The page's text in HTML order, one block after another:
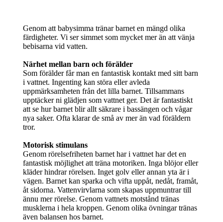
Genom att babysimma tränar barnet en mängd olika
färdigheter. Vi ser simmet som mycket mer än att vänja
bebisarna vid vatten.
Närhet mellan barn och förälder
Som förälder får man en fantastisk kontakt med sitt barn
i vattnet. Ingenting kan störa eller avleda
uppmärksamheten från det lilla barnet. Tillsammans
upptäcker ni glädjen som vattnet ger. Det är fantastiskt
att se hur barnet blir allt säkrare i bassängen och vågar
nya saker. Ofta klarar de små av mer än vad föräldern
tror.
Motorisk stimulans
Genom rörelsefriheten barnet har i vattnet har det en
fantastisk möjlighet att träna motoriken. Inga blöjor eller
kläder hindrar rörelsen. Inget golv eller annan yta är i
vägen. Barnet kan sparka och vifta uppåt, nedåt, framåt,
åt sidorna. Vattenvirvlarna som skapas uppmuntrar till
ännu mer rörelse. Genom vattnets motstånd tränas
musklerna i hela kroppen. Genom olika övningar tränas
även balansen hos barnet.